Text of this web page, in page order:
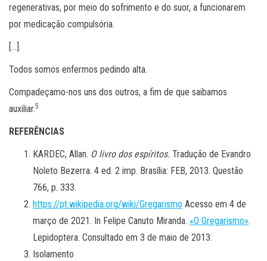
regenerativas, por meio do sofrimento e do suor, a funcionarem
por medicação compulsória.
[…].
Todos somos enfermos pedindo alta.
Compadeçamo-nos uns dos outros, a fim de que saibamos
auxiliar.5
REFERÊNCIAS
KARDEC, Allan. O livro dos espíritos. Tradução de Evandro
Noleto Bezerra. 4 ed. 2 imp. Brasília: FEB, 2013. Questão
766, p. 333.
https://pt.wikipedia.org/wiki/Gregarismo Acesso em 4 de
março de 2021. In Felipe Canuto Miranda. «O Gregarismo».
Lepidoptera. Consultado em 3 de maio de 2013.
Isolamento